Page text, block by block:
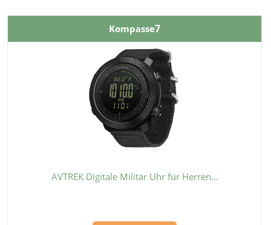
Kompasse7
AVTREK Digitale Militär Uhr für Herren...